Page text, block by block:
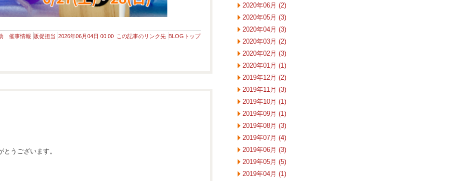
催事情報 販促担当 2026年06月04日 00:00 この記事のリンク先 BLOGトップ
うございます。
2020年06月 (2)
2020年05月 (3)
2020年04月 (3)
2020年03月 (2)
2020年02月 (3)
2020年01月 (1)
2019年12月 (2)
2019年11月 (3)
2019年10月 (1)
2019年09月 (1)
2019年08月 (3)
2019年07月 (4)
2019年06月 (3)
2019年05月 (5)
2019年04月 (1)